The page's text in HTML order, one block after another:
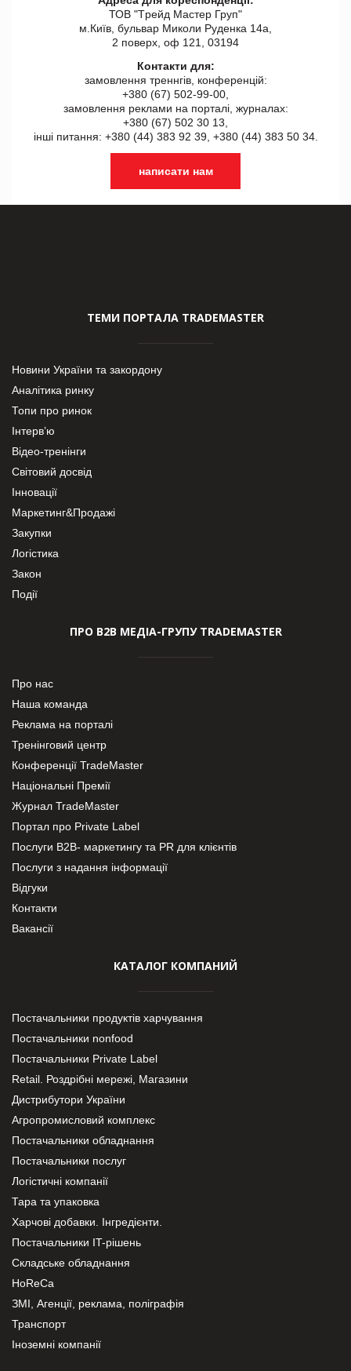
ТОВ "Tрейд Мастер Груп"
м.Київ, бульвар Миколи Руденка 14а,
2 поверх, оф 121, 03194
Контакти для:
замовлення треннгів, конференцій:
+380 (67) 502-99-00,
замовлення реклами на порталі, журналах:
+380 (67) 502 30 13,
інші питання: +380 (44) 383 92 39, +380 (44) 383 50 34.
написати нам
ТЕМИ ПОРТАЛА TRADEMASTER
Новини України та закордону
Аналітика ринку
Топи про ринок
Інтерв’ю
Відео-тренінги
Світовий досвід
Інновації
Маркетинг&Продажі
Закупки
Логістика
Закон
Події
ПРО В2В МЕДІА-ГРУПУ TRADEMASTER
Про нас
Наша команда
Реклама на порталі
Тренінговий центр
Конференції TradeMaster
Національні Премії
Журнал TradeMaster
Портал про Private Label
Послуги В2В- маркетингу та PR для клієнтів
Послуги з надання інформації
Відгуки
Контакти
Вакансії
КАТАЛОГ КОМПАНИЙ
Постачальники продуктів харчування
Постачальники nonfood
Постачальники Private Label
Retail. Роздрібні мережі, Магазини
Дистрибутори України
Агропромисловий комплекс
Постачальники обладнання
Постачальники послуг
Логістичні компанії
Тара та упаковка
Харчові добавки. Інгредієнти.
Постачальники IT-рішень
Складське обладнання
HoReCa
ЗМІ, Агенції, реклама, поліграфія
Транспорт
Іноземні компанії